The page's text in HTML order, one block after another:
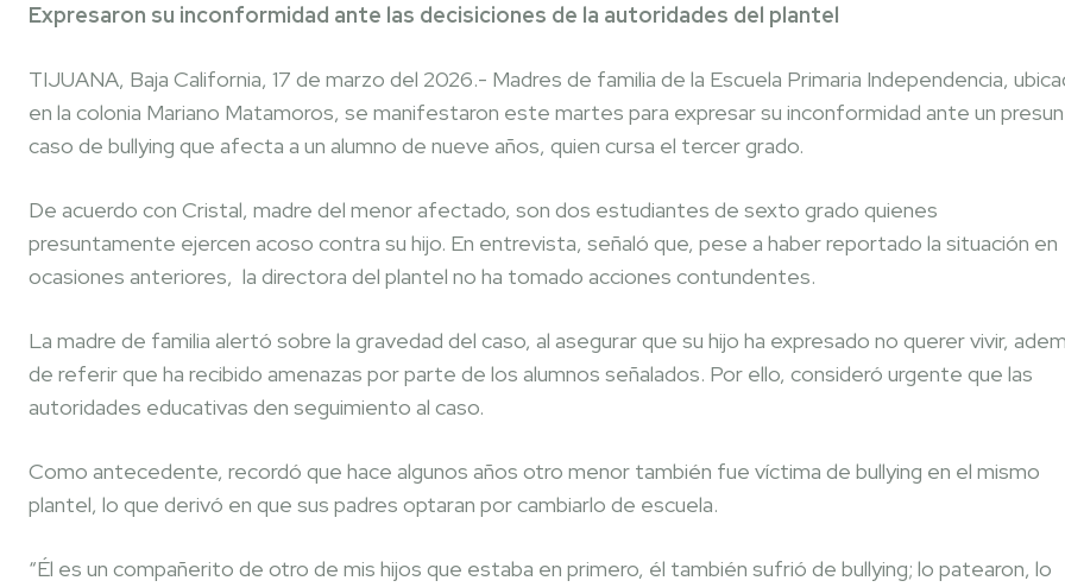
Expresaron su inconformidad ante las decisiciones de la autoridades del plantel
TIJUANA, Baja California, 17 de marzo del 2026.- Madres de familia de la Escuela Primaria Independencia,
en la colonia Mariano Matamoros, se manifestaron este martes para expresar su inconformidad ante un
caso de bullying que afecta a un alumno de nueve años, quien cursa el tercer grado.
De acuerdo con Cristal, madre del menor afectado, son dos estudiantes de sexto grado quienes
presuntamente ejercen acoso contra su hijo. En entrevista, señaló que, pese a haber reportado la situación en
ocasiones anteriores, la directora del plantel no ha tomado acciones contundentes.
La madre de familia alertó sobre la gravedad del caso, al asegurar que su hijo ha expresado no querer vivir,
de referir que ha recibido amenazas por parte de los alumnos señalados. Por ello, consideró urgente que las
autoridades educativas den seguimiento al caso.
Como antecedente, recordó que hace algunos años otro menor también fue víctima de bullying en el mismo
plantel, lo que derivó en que sus padres optaran por cambiarlo de escuela.
“Él es un compañerito de otro de mis hijos que estaba en primero, él también sufrió de bullying; lo patearon, lo